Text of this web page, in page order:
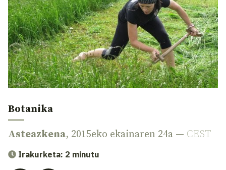
Botanika
Asteazkena, 2015eko ekainaren 24a — CEST
Irakurketa: 2 minutu